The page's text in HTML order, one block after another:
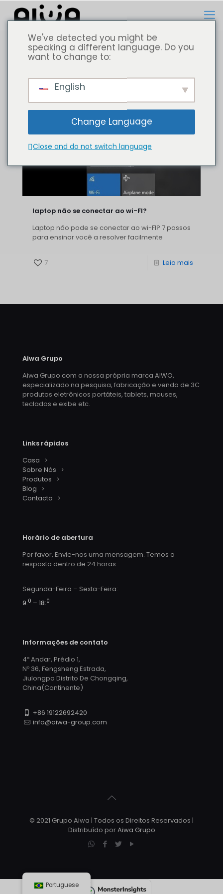
Todos Computador portátil
laptop não se conectar ao wi-FI?
Laptop não pode se conectar ao wi-FI? 7 passos
para ensinar você a resolver facilmente
7 Leia mais
Aiwa Grupo
Aiwa Grupo com a nossa própria marca AIWO,
especializado na pesquisa, fabricação e venda de 3C
produtos eletrônicos portáteis, tablets, mouses,
teclados e exibe etc.
Links rápidos
Casa
Sobre Nós
Produtos
Blog
Contacto
Horário de abertura
Por favor, Envie-nos uma mensagem. Temos a
resposta dentro de 24 horas
Segunda-Feira – Sexta-Feira:
9:0 – 18:0
Informações de contato
4º Andar, Prédio 1,
Nº 36, Fengsheng Estrada,
Jiulongpo Distrito De Chongqing,
China(Continente)
+86 19122692420
info@aiwa-group.com
© 2021 Grupo Aiwa | Todos os Direitos Reservados |
Distribuído porAiwa Grupo
Portuguese
We've detected you might be
speaking a different language. Do you
want to change to:
English
Change Language
Close and do not switch language